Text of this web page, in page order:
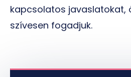
kapcsolatos javaslatokat,
szívesen fogadjuk.